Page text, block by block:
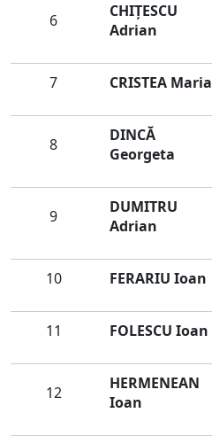
6
CHIŢESCU
Adrian
7 CRISTEA Maria
8
DINCĂ
Georgeta
9
DUMITRU
Adrian
10 FERARIU Ioan
11 FOLESCU Ioan
12
HERMENEAN
Ioan